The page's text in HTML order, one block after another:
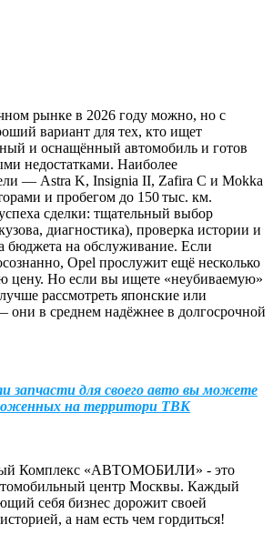
рынке в 2026 году можно, но с
вариант для тех, кто ищет
и оснащённый автомобиль и готов
недостатками. Наиболее
— Astra K, Insignia II, Zafira C и Mokka
и пробегом до 150 тыс. км.
сделки: тщательный выбор
диагностика), проверка истории и
бюджета на обслуживание. Если
Opel прослужит ещё несколько
цену. Но если вы ищете «неубиваемую»
рассмотреть японские или
они в среднем надёжнее в долгосрочной
запчасти для своего авто вы можете
на территори ТВК
Комплекс «АВТОМОБИЛИ» - это
центр Москвы. Каждый
себя бизнес дорожит своей
а нам есть чем гордиться!